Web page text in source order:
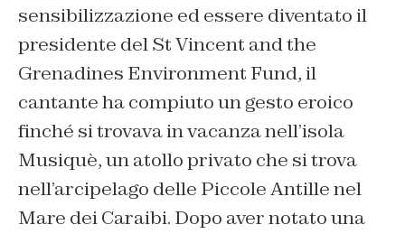
sensibilizzazione ed essere diventato il
presidente del St Vincent and the
Grenadines Environment Fund, il
cantante ha compiuto un gesto eroico
finché si trovava in vacanza nell’isola
Musiquè, un atollo privato che si trova
nell’arcipelago delle Piccole Antille nel
Mare dei Caraibi. Dopo aver notato una